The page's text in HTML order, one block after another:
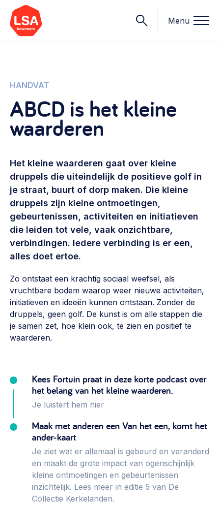
Menu
Onderwerpen
Starten van een initiatief
Rechtsvormen, positionering, organisatiemodellen >
Financiën
Financieringsvormen, administratie, begroting en omzet >
Organisatie en beheer
Bestuur, horeca, evenementen, verhuur en communicatie >
Vrijwilligers en medewerkers
Werving, contracten en vergoedingen, betaalde krachten
Eigen gebouw
Huren of kopen, maatschappelijk vastgoed,
ontmoetingsplekken >
Sociaal ondernemen
Bewonersbedrijf starten, ondernemingsplan maken >
Zorgzame gemeenschappen
Betrokken buurten, contact stimuleren, netwerken
Wijkaanpak
Werken aan de wijk, ABCD, WijkWijzer >
Weerbare gemeenschappen
Voorbereiden op crisis, noodsteunpunten,
ontmoetingsplekken >
Wat we doen
Contact
Nieuws
Opinie
Bijeenkomsten
Lid worden
Vraag stellen
030 231 7511
HANDVAT
ABCD is het kleine
waarderen
Het kleine waarderen gaat over kleine
druppels die uiteindelijk de positieve golf in
je straat, buurt of dorp maken. Die kleine
druppels zijn kleine ontmoetingen,
gebeurtenissen, activiteiten en initiatieven
die leiden tot vele, vaak onzichtbare,
verbindingen. Iedere verbinding is er een,
alles doet ertoe.
Zo ontstaat een krachtig sociaal weefsel, als
vruchtbare bodem waarop weer nieuwe activiteiten,
initiatieven en ideeën kunnen ontstaan. Zonder de
druppels, geen golf. De kunst is om alle stappen die
je samen zet, hoe klein ook, te zien en positief te
waarderen.
Kees Fortuin praat in deze korte podcast over
het belang van het kleine waarderen.
Je luistert hem hier
Maak met anderen een Van het een, komt het
ander-kaart
Je ziet wat er allemaal is gebeurd en veranderd
en maakt de grote impact van ogenschijnlijk
kleine ontmoetingen en gebeurtenissen
inzichtelijk. Lees meer in editie 5 van De
Collectie Kerkelanden.